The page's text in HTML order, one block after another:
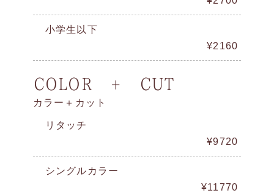
小学生以下
¥2160
COLOR + CUT
カラー＋カット
リタッチ
¥9720
シングルカラー
¥11770